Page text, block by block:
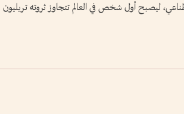
ليصبح أول شخص في العالم تتجاوز ثروته تريليون